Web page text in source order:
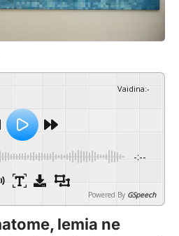
Vaidina:-
-:--
Powered By GSpeech
lemia ne